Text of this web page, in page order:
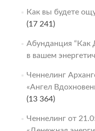
Как вы будете
(17 241)
Абунданция “Как
в вашем
Ченнелинг
«Ангел
(13 364)
Ченнелинг от